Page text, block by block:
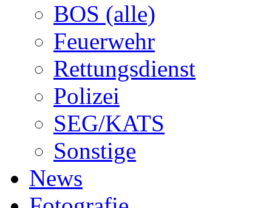
BOS (alle)
Feuerwehr
Rettungsdienst
Polizei
SEG/KATS
Sonstige
News